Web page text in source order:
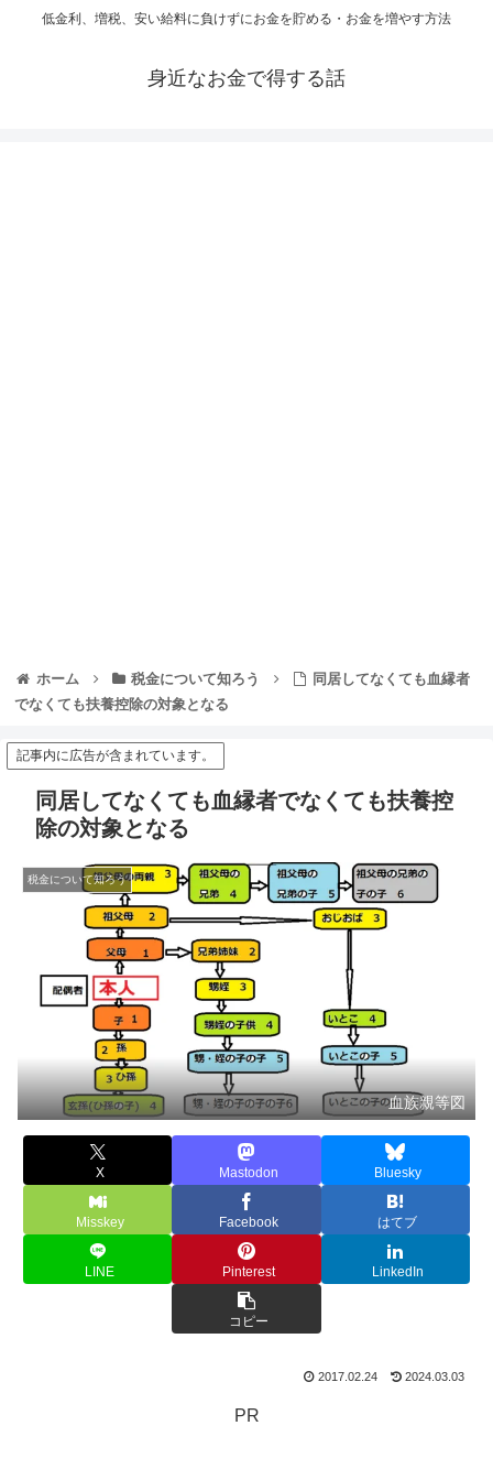
低金利、増税、安い給料に負けずにお金を貯める・お金を増やす方法
身近なお金で得する話
ホーム 税金について知ろう
同居してなくても血縁者
でなくても扶養控除の対象となる
記事内に広告が含まれています。
同居してなくても血縁者でなくても扶養控
除の対象となる
税金について知ろう
血族親等図
X Mastodon Bluesky
Misskey Facebook はてブ
LINE Pinterest LinkedIn
コピー
2017.02.24 2024.03.03
PR